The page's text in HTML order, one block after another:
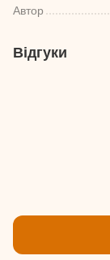
Автор
Відгуки